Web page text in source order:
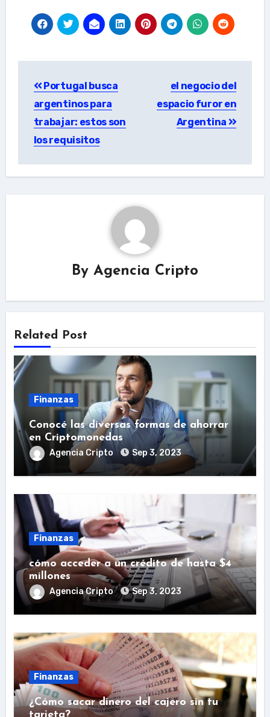
navigation
Portugal busca
argentinos para
trabajar: estos son
los requisitos
el negocio del
espacio furor en
Argentina
By Agencia Cripto
Related Post
Finanzas
Conocé las diversas formas de ahorrar
en Criptomonedas
Agencia Cripto Sep 3, 2023
Finanzas
cómo acceder a un crédito de hasta $4
millones
Agencia Cripto Sep 3, 2023
Finanzas
¿Cómo sacar dinero del cajero sin tu